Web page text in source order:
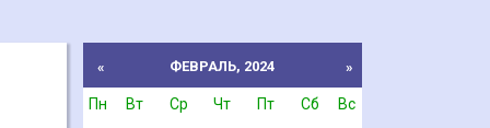
« ФЕВРАЛЬ, 2024 »
Пн Вт Ср Чт Пт Сб
Вс